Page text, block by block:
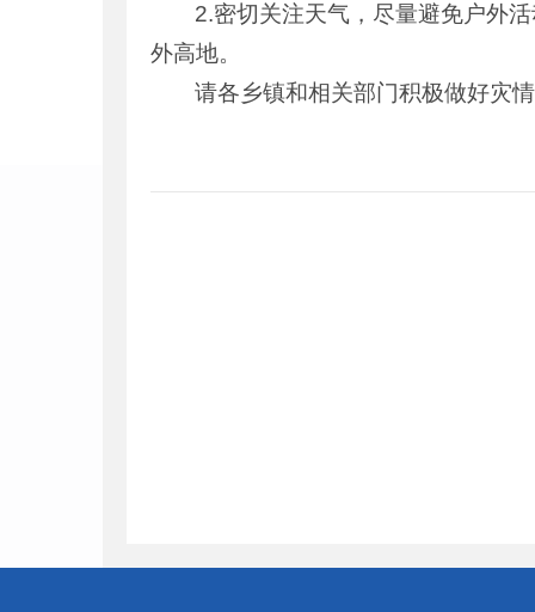
2.密切关注天气，尽量避免户外
外高地。
请各乡镇和相关部门积极做好灾